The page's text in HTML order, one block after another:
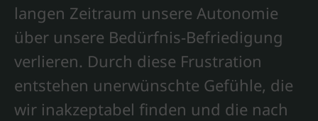
langen Zeitraum unsere Autonomie
über unsere Bedürfnis-Befriedigung
verlieren. Durch diese Frustration
entstehen unerwünschte Gefühle, die
wir inakzeptabel finden und die nach